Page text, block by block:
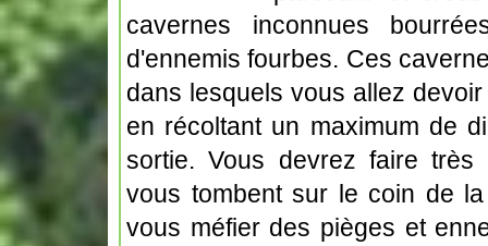
cavernes inconnues
d'ennemis fourbes. Ces
dans lesquels vous allez
en récoltant un maximum de
sortie. Vous devrez faire
vous tombent sur le coin de
vous méfier des pièges et